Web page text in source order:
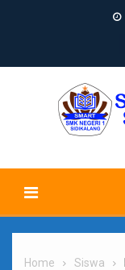
Home Siswa